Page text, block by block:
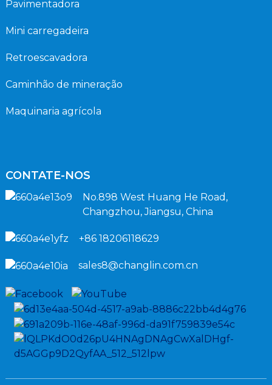
Pavimentadora
Mini carregadeira
Retroescavadora
Caminhão de mineração
Maquinaria agrícola
CONTATE-NOS
No.898 West Huang He Road,
Changzhou, Jiangsu, China
+86 18206118629
sales8@changlin.com.cn